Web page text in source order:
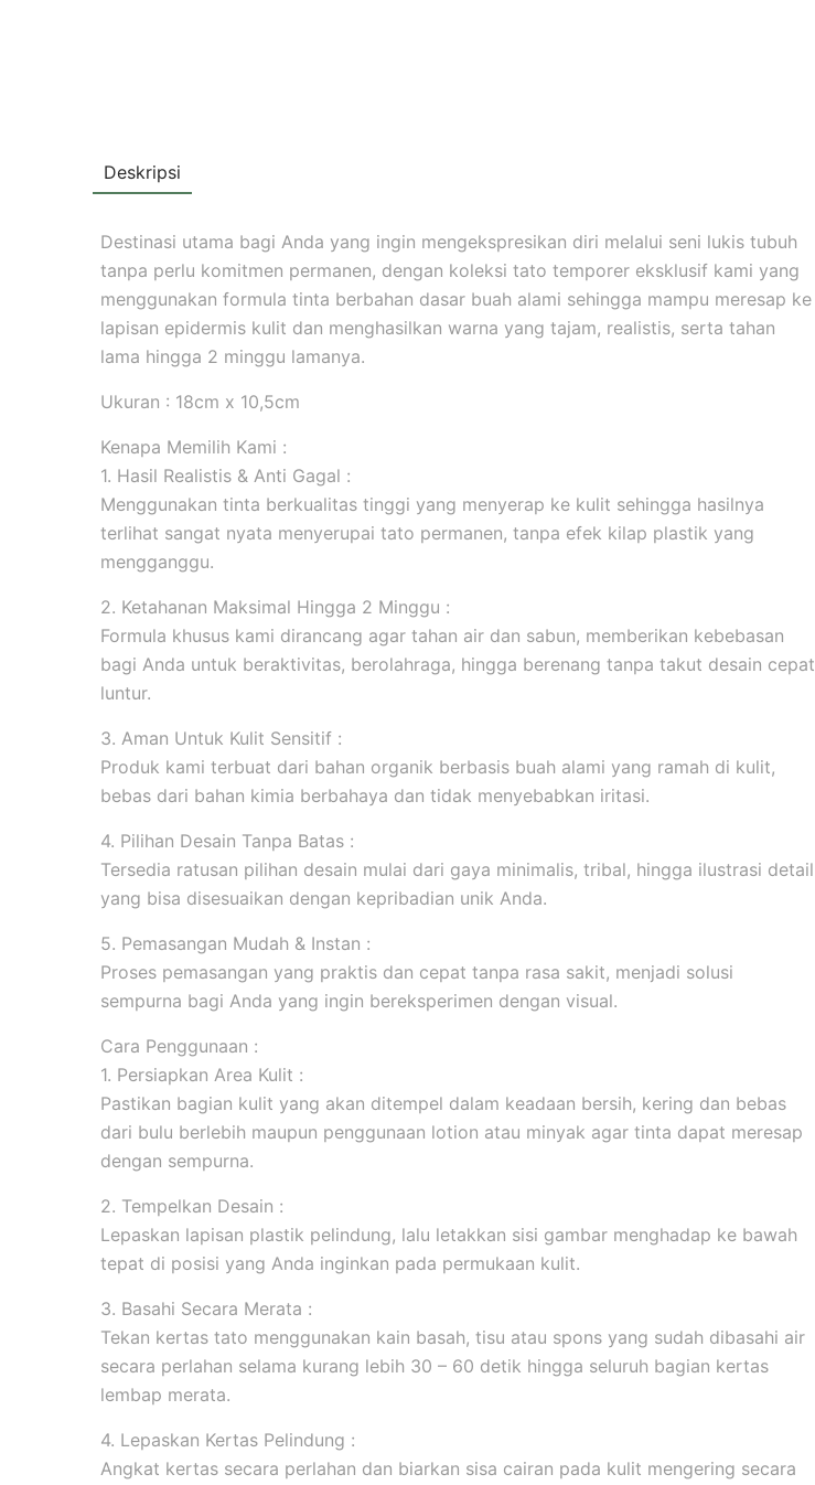
Deskripsi
Destinasi utama bagi Anda yang ingin mengekspresikan diri melalui seni lukis tubuh
tanpa perlu komitmen permanen, dengan koleksi tato temporer eksklusif kami yang
menggunakan formula tinta berbahan dasar buah alami sehingga mampu meresap ke
lapisan epidermis kulit dan menghasilkan warna yang tajam, realistis, serta tahan
lama hingga 2 minggu lamanya.
Ukuran : 18cm x 10,5cm
Kenapa Memilih Kami :
1. Hasil Realistis & Anti Gagal :
Menggunakan tinta berkualitas tinggi yang menyerap ke kulit sehingga hasilnya
terlihat sangat nyata menyerupai tato permanen, tanpa efek kilap plastik yang
mengganggu.
2. Ketahanan Maksimal Hingga 2 Minggu :
Formula khusus kami dirancang agar tahan air dan sabun, memberikan kebebasan
bagi Anda untuk beraktivitas, berolahraga, hingga berenang tanpa takut desain cepat
luntur.
3. Aman Untuk Kulit Sensitif :
Produk kami terbuat dari bahan organik berbasis buah alami yang ramah di kulit,
bebas dari bahan kimia berbahaya dan tidak menyebabkan iritasi.
4. Pilihan Desain Tanpa Batas :
Tersedia ratusan pilihan desain mulai dari gaya minimalis, tribal, hingga ilustrasi detail
yang bisa disesuaikan dengan kepribadian unik Anda.
5. Pemasangan Mudah & Instan :
Proses pemasangan yang praktis dan cepat tanpa rasa sakit, menjadi solusi
sempurna bagi Anda yang ingin bereksperimen dengan visual.
Cara Penggunaan :
1. Persiapkan Area Kulit :
Pastikan bagian kulit yang akan ditempel dalam keadaan bersih, kering dan bebas
dari bulu berlebih maupun penggunaan lotion atau minyak agar tinta dapat meresap
dengan sempurna.
2. Tempelkan Desain :
Lepaskan lapisan plastik pelindung, lalu letakkan sisi gambar menghadap ke bawah
tepat di posisi yang Anda inginkan pada permukaan kulit.
3. Basahi Secara Merata :
Tekan kertas tato menggunakan kain basah, tisu atau spons yang sudah dibasahi air
secara perlahan selama kurang lebih 30 – 60 detik hingga seluruh bagian kertas
lembap merata.
4. Lepaskan Kertas Pelindung :
Angkat kertas secara perlahan dan biarkan sisa cairan pada kulit mengering secara